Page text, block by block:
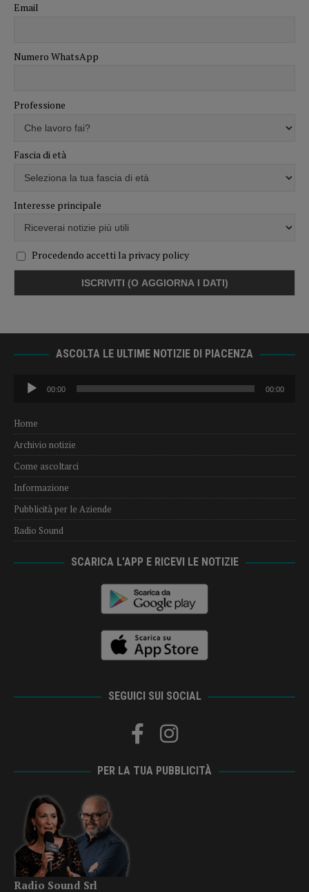
Email
Numero WhatsApp
Professione
Fascia di età
Interesse principale
Procedendo accetti la privacy policy
ASCOLTA LE ULTIME NOTIZIE DI PIACENZA
Audio
Player
00:00 00:00
Home
Archivio notizie
Come ascoltarci
Informazione
Pubblicità per le Aziende
Radio Sound
SCARICA L’APP E RICEVI LE NOTIZIE
SEGUICI SUI SOCIAL
PER LA TUA PUBBLICITÀ
Radio Sound Srl